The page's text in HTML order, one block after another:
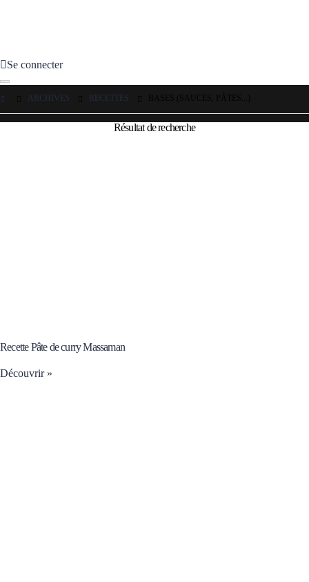
Se connecter
ARCHIVES RECETTES
Résultat de recherche
Recette Pâte de curry Massaman
Découvrir »